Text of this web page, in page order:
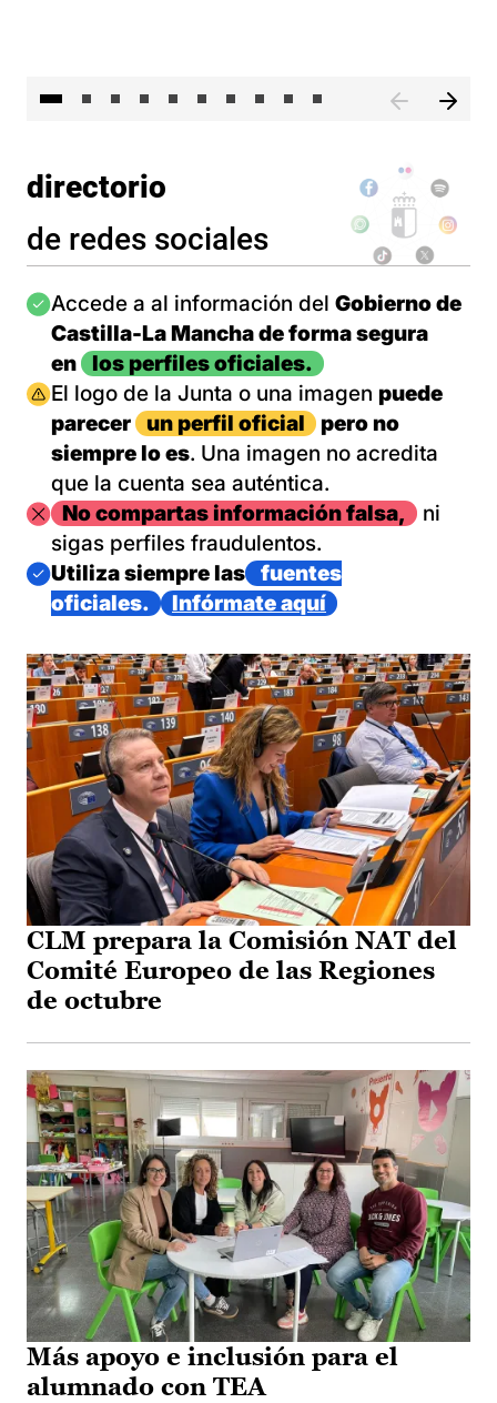
directorio
de redes sociales
Imagen
Accede a al información del Gobierno de
Castilla-La Mancha de forma segura
en
los perfiles oficiales.
Imagen
El logo de la Junta o una imagen puede
parecer
un perfil oficial
pero no
siempre lo es. Una imagen no acredita
que la cuenta sea auténtica.
ImagenNo compartas información falsa,
ni
sigas perfiles fraudulentos.
Imagen
Utiliza siempre las
fuentes
oficiales.
Infórmate aquí
CLM prepara la Comisión NAT del
Comité Europeo de las Regiones
de octubre
Más apoyo e inclusión para el
alumnado con TEA